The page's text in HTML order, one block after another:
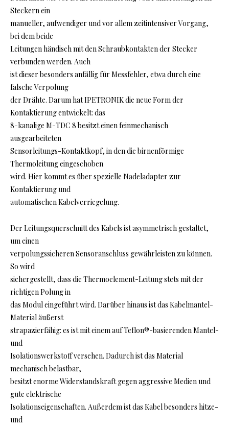
Steckern ein
manueller, aufwendiger und vor allem zeitintensiver Vorgang,
bei dem beide
Leitungen händisch mit den Schraubkontakten der Stecker
verbunden werden. Auch
ist dieser besonders anfällig für Messfehler, etwa durch eine
falsche Verpolung
der Drähte. Darum hat IPETRONIK die neue Form der
Kontaktierung entwickelt: das
8-kanalige M-TDC 8 besitzt einen feinmechanisch
ausgearbeiteten
Sensorleitungs-Kontaktkopf, in den die birnenförmige
Thermoleitung eingeschoben
wird. Hier kommt es über spezielle Nadeladapter zur
Kontaktierung und
automatischen Kabelverriegelung.
Der Leitungsquerschnitt des Kabels ist asymmetrisch gestaltet,
um einen
verpolungssicheren Sensoranschluss gewährleisten zu können.
So wird
sichergestellt, dass die Thermoelement-Leitung stets mit der
richtigen Polung in
das Modul eingeführt wird. Darüber hinaus ist das Kabelmantel-
Material äußerst
strapazierfähig: es ist mit einem auf Teflon®-basierenden Mantel-
und
Isolationswerkstoff versehen. Dadurch ist das Material
mechanisch belastbar,
besitzt enorme Widerstandskraft gegen aggressive Medien und
gute elektrische
Isolationseigenschaften. Außerdem ist das Kabel besonders hitze-
und